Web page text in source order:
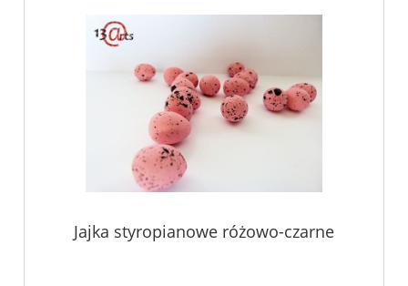
Jajka styropianowe różowo-czarne